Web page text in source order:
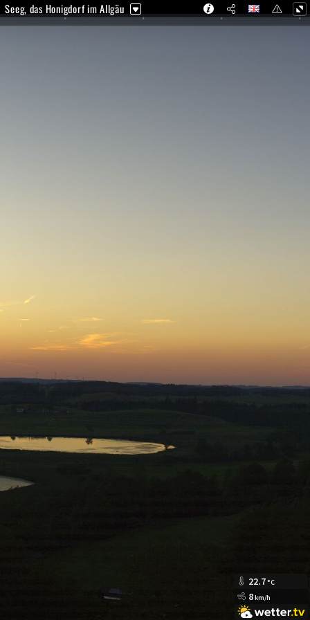
Seeg, das Honigdorf im Allgäu
22.7°C
8km/h